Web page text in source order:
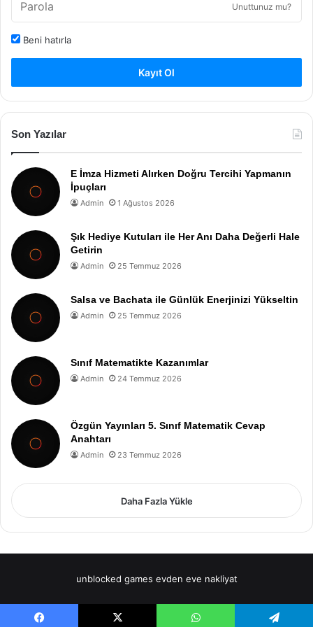
Unuttunuz mu?
Beni hatırla
Kayıt Ol
Son Yazılar
E İmza Hizmeti Alırken Doğru Tercihi Yapmanın
İpuçları
Admin 1 Ağustos 2026
Şık Hediye Kutuları ile Her Anı Daha Değerli Hale
Getirin
Admin 25 Temmuz 2026
Salsa ve Bachata ile Günlük Enerjinizi Yükseltin
Admin 25 Temmuz 2026
Sınıf Matematikte Kazanımlar
Admin 24 Temmuz 2026
Özgün Yayınları 5. Sınıf Matematik Cevap
Anahtarı
Admin 23 Temmuz 2026
Daha Fazla Yükle
unblocked games evden eve nakliyat